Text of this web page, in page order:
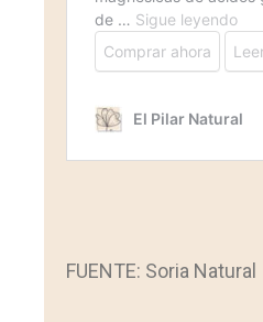
FUENTE: Soria Natural